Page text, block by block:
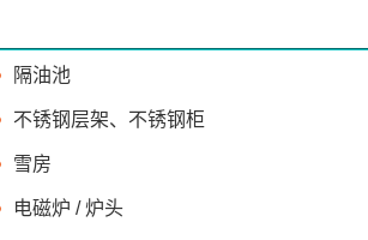
隔油池
不锈钢层架、不锈钢柜
雪房
电磁炉 / 炉头